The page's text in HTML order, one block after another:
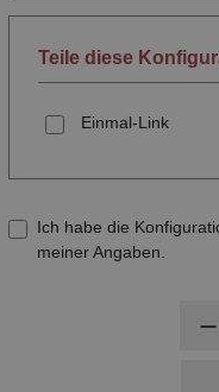
Teile diese
Einmal-Link
Ich habe die
meiner Angaben.